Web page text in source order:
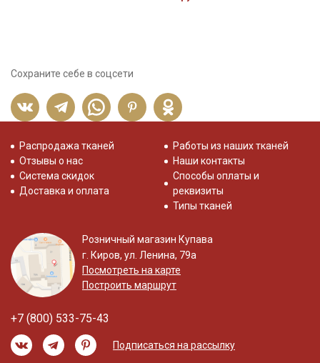
Сохраните себе в соцсети
Распродажа тканей
Отзывы о нас
Система скидок
Доставка и оплата
Работы из наших тканей
Наши контакты
Способы оплаты и
реквизиты
Типы тканей
Розничный магазин Купава
г. Киров, ул. Ленина, 79а
Посмотреть на карте
Построить маршрут
+7 (800) 533-75-43
Подписаться на рассылку